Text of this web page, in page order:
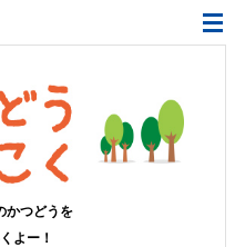
かつどうを
よー！